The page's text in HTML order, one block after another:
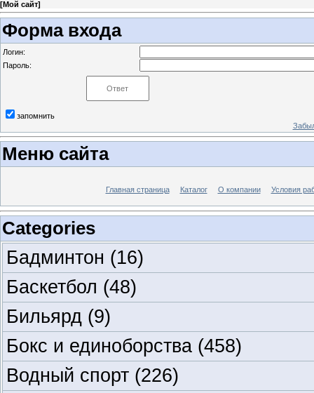
[Мой сайт]
Форма входа
Логин:
Пароль:
запомнить
Меню сайта
Главная страница Каталог О компании Условия
Categories
Бадминтон (16)
Баскетбол (48)
Бильярд (9)
Бокс и единоборства (458)
Водный спорт (226)